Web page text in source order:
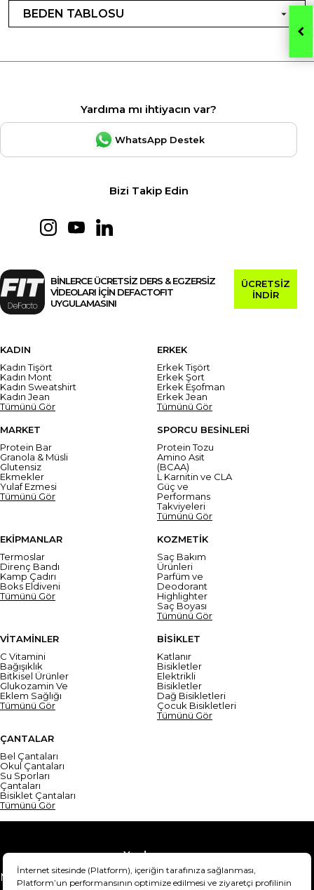
BEDEN TABLOSU
Yardıma mı ihtiyacın var?
WhatsApp Destek
Bizi Takip Edin
BİNLERCE ÜCRETSİZ DERS & EGZERSİZ
VİDEOLARI İÇİN DEFACTOFIT
UYGULAMASINI
ÜCRETSİZ
İNDİR
KADIN
Kadın Tişört
Kadın Mont
Kadın Sweatshirt
Kadın Jean
Tümünü Gör
ERKEK
Erkek Tişört
Erkek Şort
Erkek Eşofman
Erkek Jean
Tümünü Gör
MARKET
Protein Bar
Granola & Müsli
Glutensiz
Ekmekler
Yulaf Ezmesi
Tümünü Gör
SPORCU BESİNLERİ
Protein Tozu
Amino Asit
(BCAA)
L Karnitin ve CLA
Güç ve
Performans
Takviyeleri
Tümünü Gör
EKİPMANLAR
Termoslar
Direnç Bandı
Kamp Çadırı
Boks Eldiveni
Tümünü Gör
KOZMETİK
Saç Bakım
Ürünleri
Parfüm ve
Deodorant
Highlighter
Saç Boyası
Tümünü Gör
VİTAMİNLER
C Vitamini
Bağışıklık
Bitkisel Ürünler
Glukozamin Ve
Eklem Sağlığı
Tümünü Gör
BİSİKLET
Katlanır
Bisikletler
Elektrikli
Bisikletler
Dağ Bisikletleri
Çocuk Bisikletleri
Tümünü Gör
ÇANTALAR
Bel Çantaları
Okul Çantaları
Su Sporları
Çantaları
Bisiklet Çantaları
Tümünü Gör
Yardım
Mesafeli Satış Sözleşmesi
Teslimat Bilgisi